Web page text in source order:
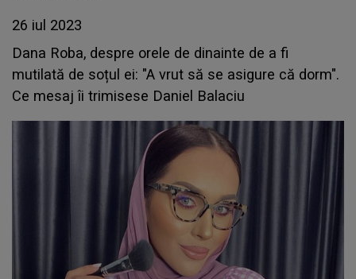
26 iul 2023
Dana Roba, despre orele de dinainte de a fi
mutilată de soțul ei: "A vrut să se asigure că dorm".
Ce mesaj îi trimisese Daniel Balaciu